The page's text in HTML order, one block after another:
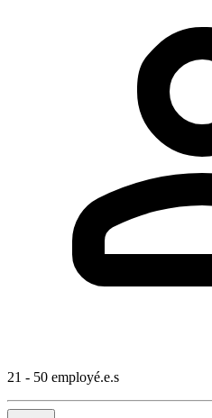
21 - 50 employé.e.s